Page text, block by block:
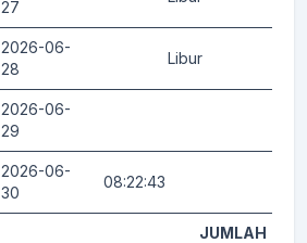
27
2026-06-
28
Libur
2026-06-
29
2026-06-
30
08:22:43
JUMLAH